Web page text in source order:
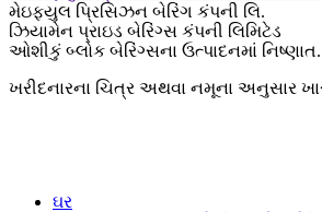
મેઇફ્યુલ પ્રિસિઝન બેરિંગ કંપની લિ.
ઝિયામેન પ્રાઇડ બેરિંગ્સ કંપની લિમિટેડ
ઓશીકું બ્લોક બેરિંગ્સના ઉત્પાદનમાં નિષ્ણાત.
ખરીદનારના ચિત્ર અથવા નમૂના અનુસાર
ઘર